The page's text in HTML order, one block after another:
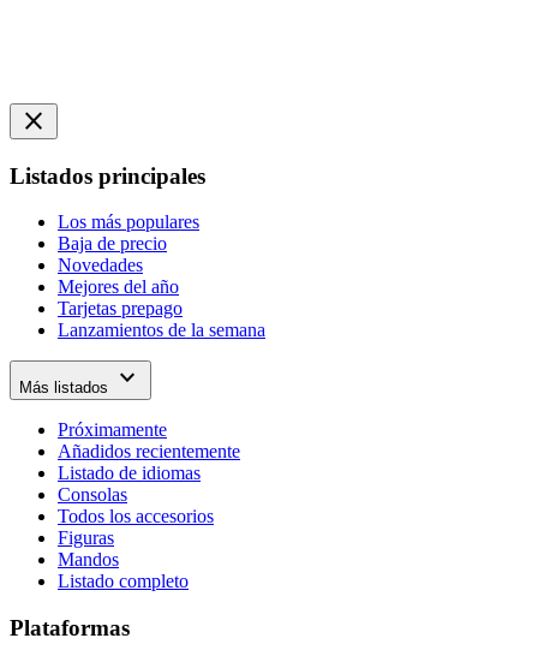
close
Listados principales
Los más populares
Baja de precio
Novedades
Mejores del año
Tarjetas prepago
Lanzamientos de la semana
Más listados expand_more
Próximamente
Añadidos recientemente
Listado de idiomas
Consolas
Todos los accesorios
Figuras
Mandos
Listado completo
Plataformas